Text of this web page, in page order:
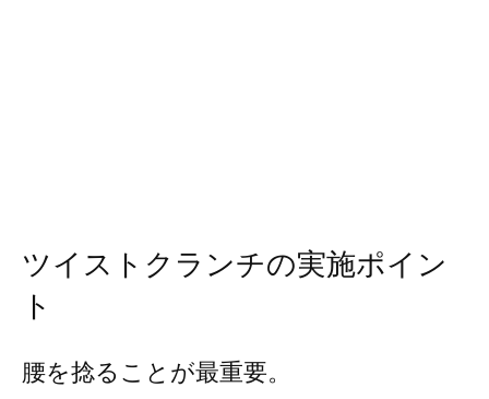
ツイストクランチの実施ポイン
ト
腰を捻ることが最重要。